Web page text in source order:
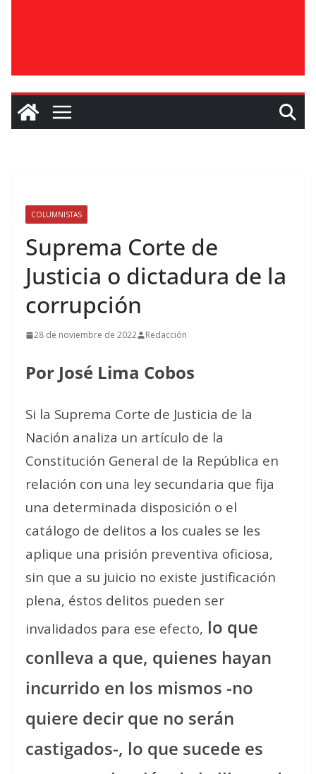
COLUMNISTAS
Suprema Corte de
Justicia o dictadura de la
corrupción
28 de noviembre de 2022 Redacción
Por José Lima Cobos
Si la Suprema Corte de Justicia de la
Nación analiza un artículo de la
Constitución General de la República en
relación con una ley secundaria que fija
una determinada disposición o el
catálogo de delitos a los cuales se les
aplique una prisión preventiva oficiosa,
sin que a su juicio no existe justificación
plena, éstos delitos pueden ser
invalidados para ese efecto, lo que
conlleva a que, quienes hayan
incurrido en los mismos -no
quiere decir que no serán
castigados-, lo que sucede es